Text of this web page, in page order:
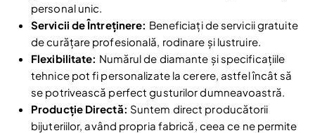
Reduceri și noutăți doar pentru abonați
Fii la curent cu noutățile și promoțiile abonându-te
la newsletter-ul nostru.
Abonare
Am citit și sunt de acord cu Politica de confidentialitate
Nu mai afișa.
personal unic.
Servicii de Întreținere: Beneficiați de servicii gratuite
de curățare profesională, rodinare și lustruire.
Flexibilitate: Numărul de diamante și specificațiile
tehnice pot fi personalizate la cerere, astfel încât să
se potrivească perfect gusturilor dumneavoastră.
Producție Directă: Suntem direct producătorii
bijuteriilor, având propria fabrică, ceea ce ne permite